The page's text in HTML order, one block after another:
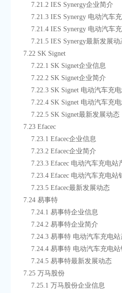
        7.21.2 IES Synergy企业简介
7.21.3 IES Synergy 电
7.21.4 IES Synergy 电
7.21.5 IES Synergy最新发展
    7.22 SK Signet
        7.22.1 SK Signet企业信息
        7.22.2 SK Signet企业简介
7.22.3 SK Signet 电动
7.22.4 SK Signet 电动
        7.22.5 SK Signet最新发展动态
    7.23 Efacec
        7.23.1 Efacec企业信息
        7.23.2 Efacec企业简介
7.23.3 Efacec 电动汽车
7.23.4 Efacec 电动汽车
        7.23.5 Efacec最新发展动态
    7.24 易事特
        7.24.1 易事特企业信息
        7.24.2 易事特企业简介
7.24.3 易事特 电动汽车
7.24.4 易事特 电动汽车
        7.24.5 易事特最新发展动态
    7.25 万马股份
        7.25.1 万马股份企业信息